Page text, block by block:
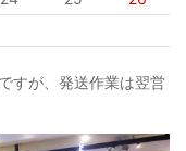
すが、発送作業は翌営